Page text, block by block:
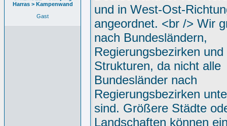
Harras > Kampenwand
Gast
und in West-Ost-
angeordnet. <br /> Wir
nach Bundesländern,
Regierungsbezirken
Strukturen, da nicht alle
Bundesländer nach
Regierungsbezirken
sind. Größere Städte
Landschaften können